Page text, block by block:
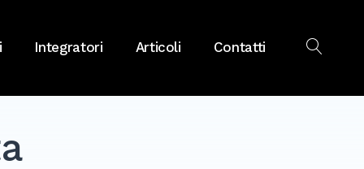
Integratori Articoli Contatti